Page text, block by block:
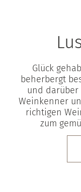
Glück
beherbergt
und
Weinkenner
richtigen
zum